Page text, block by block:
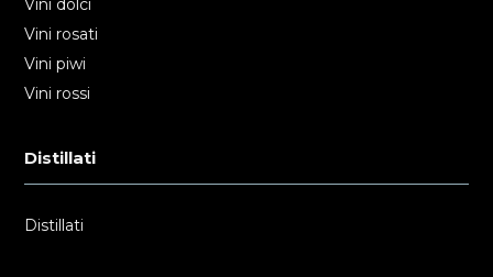
Vini rosati
Vini piwi
Vini rossi
Distillati
Distillati